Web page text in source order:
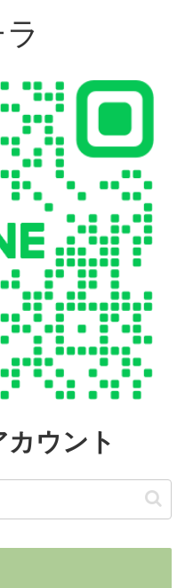
カウント